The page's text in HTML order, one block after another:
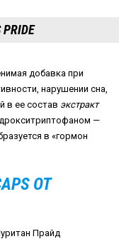
добавка при
нарушении сна,
в ее состав экстракт
—
в «гормон
ОТ
Прайд